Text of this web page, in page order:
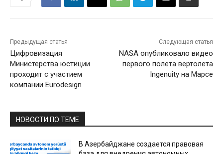
Предыдущая статья
Цифровизация
Министерства юстиции
проходит с участием
компании Eurodesign
Следующая статья
NASA опубликовало видео
первого полета вертолета
Ingenuity на Марсе
НОВОСТИ ПО ТЕМЕ
В Азербайджане создается правовая